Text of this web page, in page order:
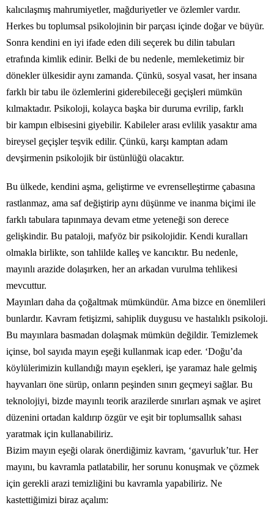
kalıcılaşmış mahrumiyetler, mağduriyetler ve özlemler vardır.
Herkes bu toplumsal psikolojinin bir parçası içinde doğar ve büyür.
Sonra kendini en iyi ifade eden dili seçerek bu dilin tabuları
etrafında kimlik edinir. Belki de bu nedenle, memleketimiz bir
dönekler ülkesidir aynı zamanda. Çünkü, sosyal vasat, her insana
farklı bir tabu ile özlemlerini giderebileceği geçişleri mümkün
kılmaktadır. Psikoloji, kolayca başka bir duruma evrilip, farklı
bir kampın elbisesini giyebilir. Kabileler arası evlilik yasaktır ama
bireysel geçişler teşvik edilir. Çünkü, karşı kamptan adam
devşirmenin psikolojik bir üstünlüğü olacaktır.
Bu ülkede, kendini aşma, geliştirme ve evrenselleştirme çabasına
rastlanmaz, ama saf değiştirip aynı düşünme ve inanma biçimi ile
farklı tabulara tapınmaya devam etme yeteneği son derece
gelişkindir. Bu pataloji, mafyöz bir psikolojidir. Kendi kuralları
olmakla birlikte, son tahlilde kalleş ve kancıktır. Bu nedenle,
mayınlı arazide dolaşırken, her an arkadan vurulma tehlikesi
mevcuttur.
Mayınları daha da çoğaltmak mümkündür. Ama bizce en önemlileri
bunlardır. Kavram fetişizmi, sahiplik duygusu ve hastalıklı psikoloji.
Bu mayınlara basmadan dolaşmak mümkün değildir. Temizlemek
içinse, bol sayıda mayın eşeği kullanmak icap eder. ‘Doğu’da
köylülerimizin kullandığı mayın eşekleri, işe yaramaz hale gelmiş
hayvanları öne sürüp, onların peşinden sınırı geçmeyi sağlar. Bu
teknolojiyi, bizde mayınlı teorik arazilerde sınırları aşmak ve aşiret
düzenini ortadan kaldırıp özgür ve eşit bir toplumsallık sahası
yaratmak için kullanabiliriz.
Bizim mayın eşeği olarak önerdiğimiz kavram, ‘gavurluk’tur. Her
mayını, bu kavramla patlatabilir, her sorunu konuşmak ve çözmek
için gerekli arazi temizliğini bu kavramla yapabiliriz. Ne
kastettiğimizi biraz açalım: